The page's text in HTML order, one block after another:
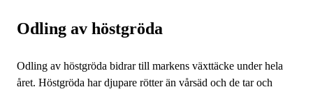
Odling av höstgröda
Odling av höstgröda bidrar till markens växttäcke under hela
året. Höstgröda har djupare rötter än vårsäd och de tar och